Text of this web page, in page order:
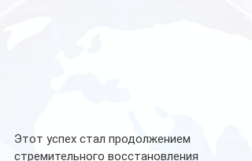
Этот успех стал продолжением
стремительного восстановления